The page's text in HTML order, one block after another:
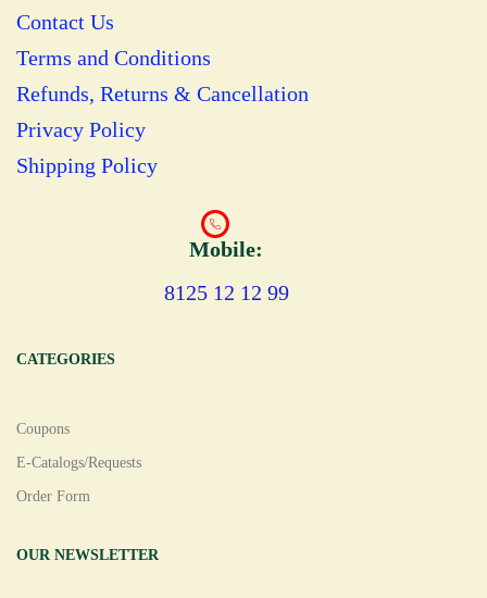
Contact Us
Terms and Conditions
Refunds, Returns & Cancellation
Privacy Policy
Shipping Policy
Mobile:
8125 12 12 99
CATEGORIES
Coupons
E-Catalogs/Requests
Order Form
OUR NEWSLETTER